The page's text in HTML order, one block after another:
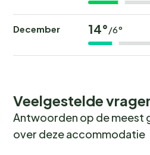
December 14° /6°
Veelgestelde
Antwoorden op de meest
over deze accommodatie